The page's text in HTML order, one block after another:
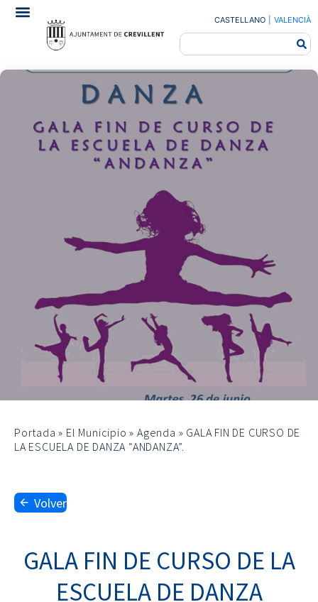
CASTELLANO VALENCIÀ
Portada » El Municipio »Agenda » GALA FIN DE CURSO DE
LA ESCUELA DE DANZA “ANDANZA”.
Volver
GALA FIN DE CURSO DE LA
ESCUELA DE DANZA